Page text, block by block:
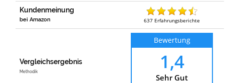
Kundenmeinung
bei Amazon 637 Erfahrungsberichte
Vergleichsergebnis
Methodik
Bewertung
1,4
Sehr Gut